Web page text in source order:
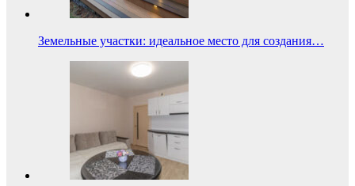
Земельные участки: идеальное место для создания…